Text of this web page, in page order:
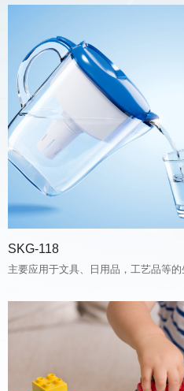
SKG-118
主要应用于文具、日用品，工艺品等的